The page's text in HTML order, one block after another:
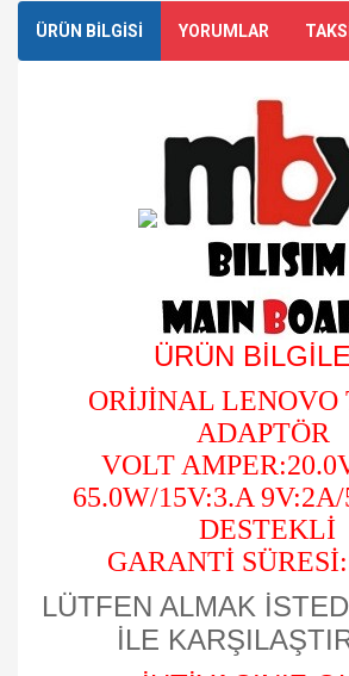
ÜRÜN BİLGİSİ YORUMLAR
ÜRÜN
ORİJİNAL LENOVO
ADAPTÖR
VOLT
65.0W/15V:3.A
DESTEKLİ
GARANTİ
LÜTFEN ALMAK
İLE